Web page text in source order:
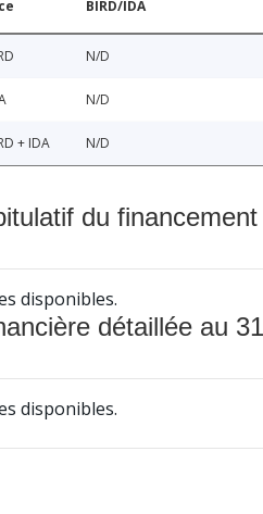
BIRD/IDA
N/D
N/D
+ IDA N/D
du
disponibles.
détaillée au
disponibles.